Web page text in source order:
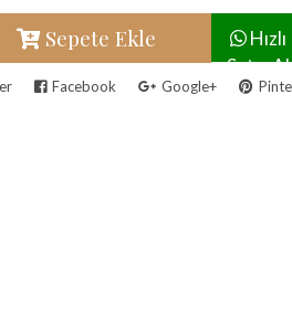
Sepete Ekle
Hızlı
Satın Al
Facebook Google+